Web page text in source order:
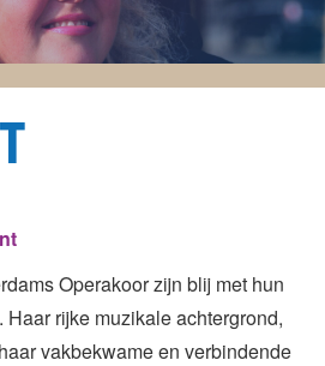
Operakoor zijn blij met hun
rijke muzikale achtergrond,
vakbekwame en verbindende